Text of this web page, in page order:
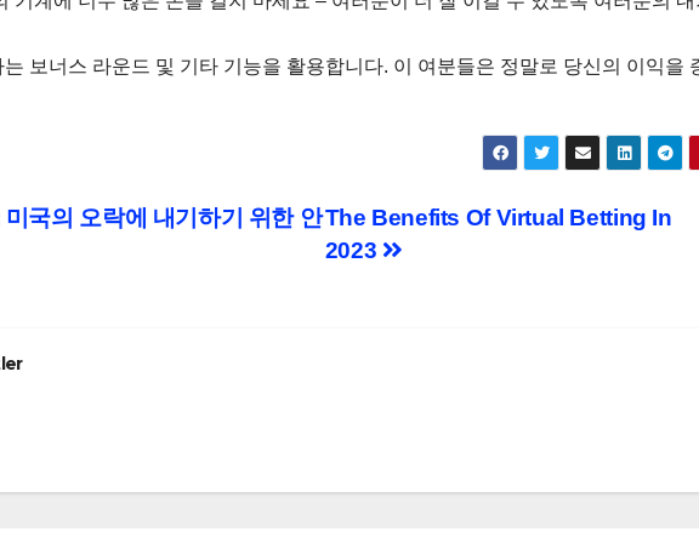
보너스 라운드 및 기타 기능을 활용합니다. 이 여분들은 정말로 당신의 이익을
The Benefits Of Virtual Betting In
2023
국의 오락에 내기하기 위한 안